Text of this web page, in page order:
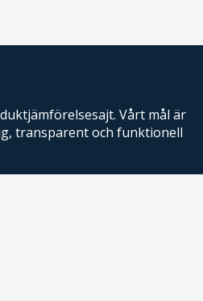
Vårt mål är
transparent och funktionell
av AdRelevance Sverige AB.